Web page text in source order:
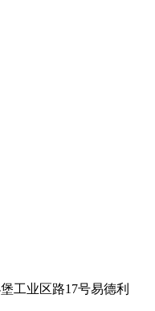
工业区路17号易德利